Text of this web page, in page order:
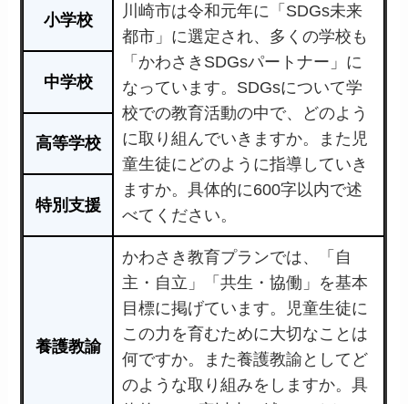
小学校
川崎市は令和元年に「SDGs未来
都市」に選定され、多くの学校も
「かわさきSDGsパートナー」に
なっています。SDGsについて学
校での教育活動の中で、どのよう
に取り組んでいきますか。また児
童生徒にどのように指導していき
ますか。具体的に600字以内で述
べてください。
中学校
高等学校
特別支援
養護教諭
かわさき教育プランでは、「自
主・自立」「共生・協働」を基本
目標に掲げています。児童生徒に
この力を育むために大切なことは
何ですか。また養護教諭としてど
のような取り組みをしますか。具